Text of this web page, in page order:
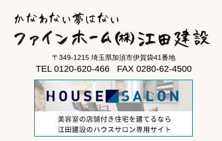
〒349-1215 埼玉県加須市伊賀袋41番地
TEL 0120-620-466 FAX 0280-62-4500